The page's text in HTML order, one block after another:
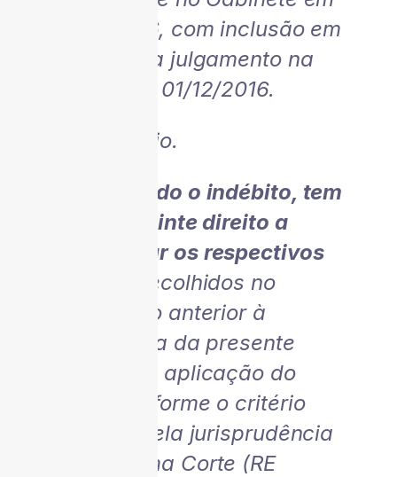
21/10/2016, com inclusão em
pauta para julgamento na
sessão de 01/12/2016.
É o relatório.
Configurado o indébito, tem
o contribuinte direito a
compensar os respectivos
, recolhidos no
quinquênio anterior à
propositura da presente
ação, com aplicação do
prazo conforme o critério
definido pela jurisprudência
da Suprema Corte (RE